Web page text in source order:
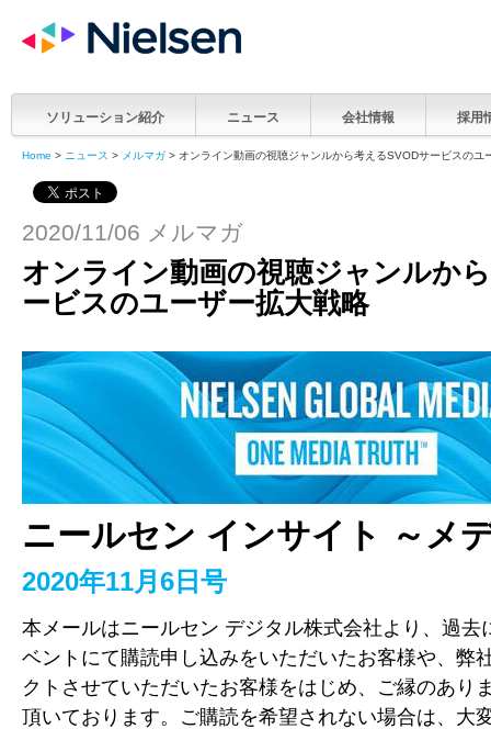
ソリューション紹介 ニュース 会社情報 採用
Home > ニュース > メルマガ > オンライン動画の視聴ジャンルから考えるSVODサービスのユ
2020/11/06 メルマガ
オンライン動画の視聴ジャンルか
ービスのユーザー拡大戦略
ニールセン インサイト ～メ
2020年11月6日号
本メールはニールセン デジタル株式会社より、過去
ベントにて購読申し込みをいただいたお客様や、弊
クトさせていただいたお客様をはじめ、ご縁のあり
頂いております。ご購読を希望されない場合は、大